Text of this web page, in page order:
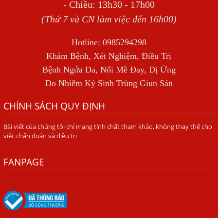
TỔNG QUAN VỀ NHIỄM GIUN LƯƠN
Đầu Hàng Vì Trị Nhiều Lần Không Khỏi
NHIỄM TRÙNG NÃO DO AMIP, VIÊM MÀNG NÃO DO AMIP
NGUYÊN PHÁT
Trị Bệnh Hôi Miệng Do Nhiễm Ký Sinh Trùng Giun Sán
Có Nên Quá Lo Lắng Khi Bị Ngứa Kéo Dài Do Nhiễm Giun
Đũa Chó Mèo?
Mẩn Ngứa Da Do Giun Sán Cách Phát Hiện Nhiễm Sán
Trong Máu Gây Ngứa
- Chiều: 13h30 - 17h00
(Thứ 7 và CN làm việc đến 16h00)
Hotline: 0985294298
Khám Bệnh, Xét Nghiệm, Điều Trị
Bệnh Ngứa Da, Nổi Mề Đay, Dị Ứng
Do Nhiễm Ký Sinh Trùng Giun Sán
CHÍNH SÁCH QUY ĐỊNH
Bài viết của chúng tôi chỉ mang tính chất tham khảo, không thay thế cho
việc chẩn đoán và điều trị
FANPAGE